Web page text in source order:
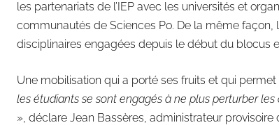
les partenariats de l’IEP avec les universités et
communautés de Sciences Po. De la même
disciplinaires engagées depuis le début du blocus
Une mobilisation qui a porté ses fruits et qui
les étudiants se sont engagés à ne plus perturber
», déclare Jean Bassères, administrateur provisoire